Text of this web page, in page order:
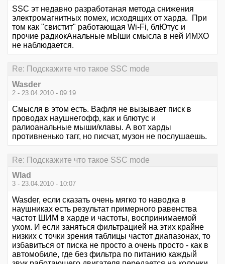
SSC эт недавно разработаная метода снижения
электромагнитных помех, исходящих от харда. При
том как "свистит" работающая Wi-Fi, блЮтус и
прочие радиокАнальные мЫши смысла в ней ИМХО
не наблюдается.
Re: Подскажите что такое SSC mode
Wasder
2 - 23.04.2010 - 09:19
Смысля в этом есть. Вафля не вызывает писк в
проводах наушнегофф, как и блютус и
ралиоанальные мыши/клавы. А вот харды
противненько тагг, но писчат, музон не послушаешь.
Re: Подскажите что такое SSC mode
Wlad
3 - 23.04.2010 - 10:07
Wasder, если сказать очень мягко то наводка в
наушниках есть результат примерного равенства
частот ШИМ в харде и частоты, воспринимаемой
ухом. И если заняться фильтрацией на этих крайне
низких с точки зрения таблицы частот диапазонах, то
избавиться от писка не просто а очень просто - как в
автомобиле, где без фильтра по питанию каждый